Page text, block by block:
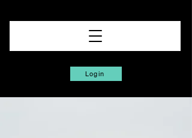
Login